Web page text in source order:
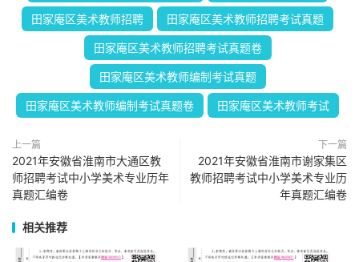
田家庵区美术教师招聘 田家庵区美术教师招聘考试真题
田家庵区美术教师招聘考试真题卷
田家庵区美术教师编制考试真题
田家庵区美术教师编制考试真题卷 田家庵区美术教师考试
上一篇
2021年安徽省淮南市大通区教
师招聘考试中小学美术专业历年
真题汇编卷
下一篇
2021年安徽省淮南市谢家集区
教师招聘考试中小学美术专业历
年真题汇编卷
相关推荐